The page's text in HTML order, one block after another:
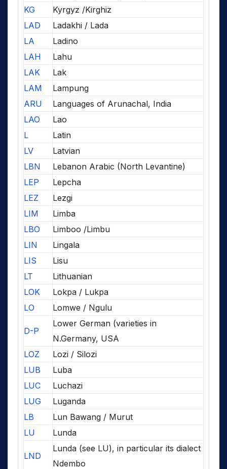
KG
Kyrgyz /Kirghiz
LAD
Ladakhi / Lada
LA
Ladino
LAH
Lahu
LAK
Lak
LAM
Lampung
ARU
Languages of Arunachal, India
LAO
Lao
L
Latin
LV
Latvian
LBN
Lebanon Arabic (North Levantine)
LEP
Lepcha
LEZ
Lezgi
LIM
Limba
LBO
Limboo /Limbu
LIN
Lingala
LIS
Lisu
LT
Lithuanian
LOK
Lokpa / Lukpa
LO
Lomwe / Ngulu
D-P
Lower German (varieties in
N.Germany, USA
LOZ
Lozi / Silozi
LUB
Luba
LUC
Luchazi
LUG
Luganda
LB
Lun Bawang / Murut
LU
Lunda
LND
Lunda (see LU), in particular its dialect
Ndembo